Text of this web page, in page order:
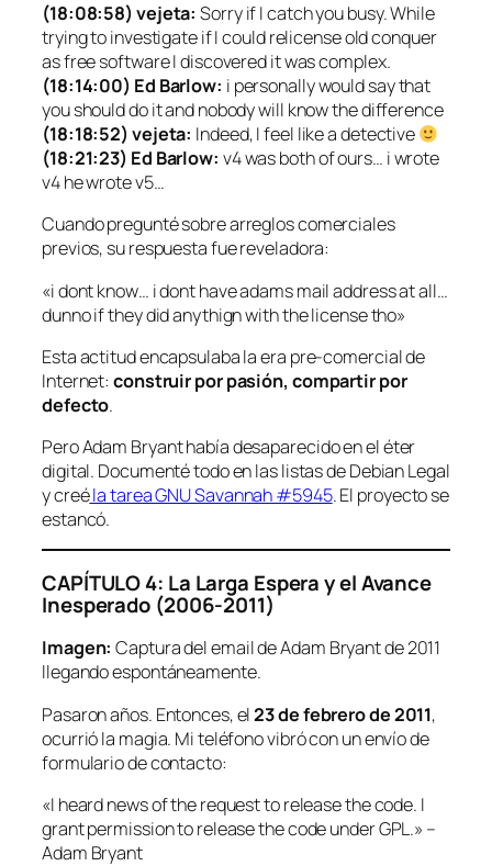
(18:08:58) vejeta: Sorry if I catch you busy. While
trying to investigate if I could relicense old conquer
as free software I discovered it was complex.
(18:14:00) Ed Barlow: i personally would say that
you should do it and nobody will know the difference
(18:18:52) vejeta: Indeed, I feel like a detective
(18:21:23) Ed Barlow: v4 was both of ours… i wrote
v4 he wrote v5…
Cuando pregunté sobre arreglos comerciales
previos, su respuesta fue reveladora:
«i dont know… i dont have adams mail address at all…
dunno if they did anythign with the license tho»
Esta actitud encapsulaba la era pre-comercial de
Internet:construir por pasión, compartir por
defecto.
Pero Adam Bryant había desaparecido en el éter
digital. Documenté todo en las listas de Debian Legal
y creéla tarea GNU Savannah #5945. El proyecto se
estancó.
CAPÍTULO 4: La Larga Espera y el Avance
Inesperado (2006-2011)
Imagen: Captura del email de Adam Bryant de 2011
llegando espontáneamente.
Pasaron años. Entonces, el23 de febrero de 2011,
ocurrió la magia. Mi teléfono vibró con un envío de
formulario de contacto:
«I heard news of the request to release the code. I
grant permission to release the code under GPL.» –
Adam Bryant